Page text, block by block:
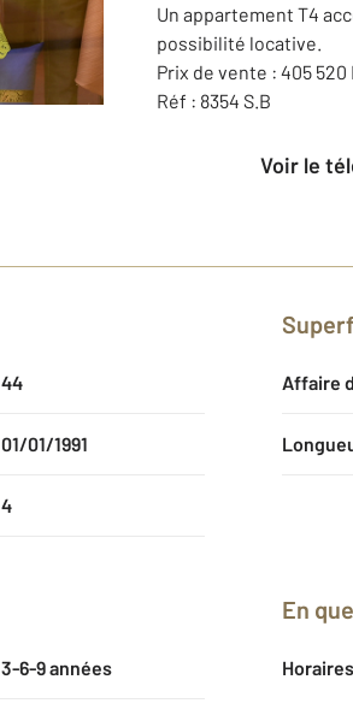
Un appartement T4
possibilité locative.
Prix de vente : 405 520
Réf : 8354 S.B
Voir le
44
01/01/1991
4
Affaire
3-6-9 années
En